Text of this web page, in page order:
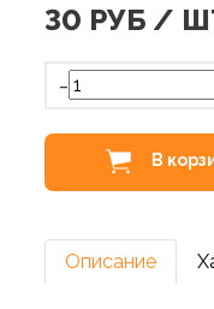
30 РУБ /
-
В
Описание